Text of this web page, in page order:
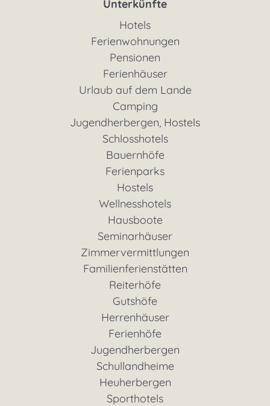
Unterkünfte
Hotels
Ferienwohnungen
Pensionen
Ferienhäuser
Urlaub auf dem Lande
Camping
Jugendherbergen, Hostels
Schlosshotels
Bauernhöfe
Ferienparks
Hostels
Wellnesshotels
Hausboote
Seminarhäuser
Zimmervermittlungen
Familienferienstätten
Reiterhöfe
Gutshöfe
Herrenhäuser
Ferienhöfe
Jugendherbergen
Schullandheime
Heuherbergen
Sporthotels